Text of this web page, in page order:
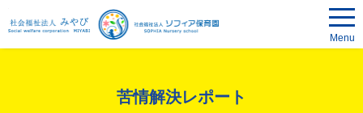
Menu
苦情解決レポート